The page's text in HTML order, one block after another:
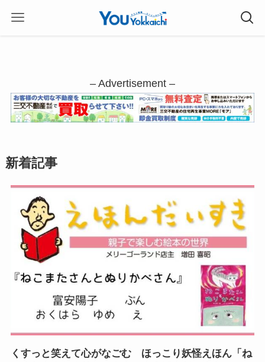
– Advertisement –
新着記事
くすっと笑えて心がなごむ ほっこり妖怪えほん「ね